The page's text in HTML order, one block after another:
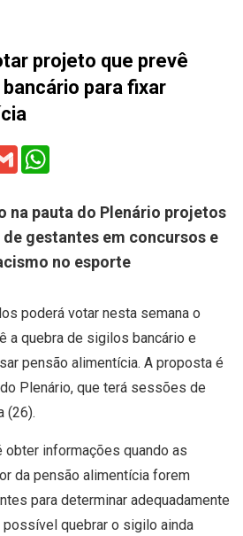
projeto que prevê
para fixar
Gmail
na pauta do Plenário projetos
gestantes em concursos e
no esporte
poderá votar nesta semana o
a quebra de sigilos bancário e
pensão alimentícia. A proposta é
Plenário, que terá sessões de
(26).
obter informações quando as
da pensão alimentícia forem
para determinar adequadamente
possível quebrar o sigilo ainda